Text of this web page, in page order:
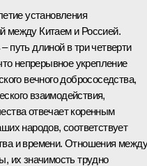
установления
между Китаем и Россией.
путь длиной в три четверти
непрерывное укрепление
вечного добрососедства,
взаимодействия,
отвечает коренным
народов, соответствует
и времени. Отношения между
их значимость трудно